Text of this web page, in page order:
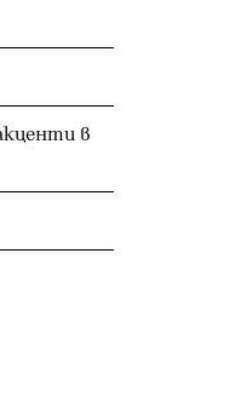
в